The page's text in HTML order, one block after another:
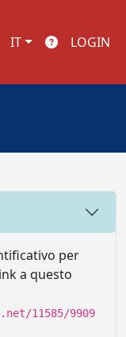
IT LOGIN
per
a questo
11585/9909